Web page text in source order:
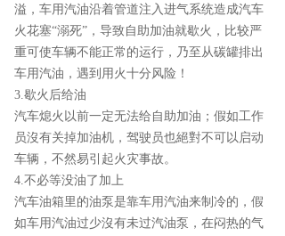
溢，车用汽油沿着管道注入进气系统造成汽车
火花塞“溺死”，导致自助加油就歇火，比较严
重可使车辆不能正常的运行，乃至从碳罐排出
车用汽油，遇到用火十分风险！
3.歇火后给油
汽车熄火以前一定无法给自助加油；假如工作
员沒有关掉加油机，驾驶员也絕對不可以启动
车辆，不然易引起火灾事故。
4.不必等没油了加上
汽车油箱里的油泵是靠车用汽油来制冷的，假
如车用汽油过少沒有未过汽油泵，在闷热的气